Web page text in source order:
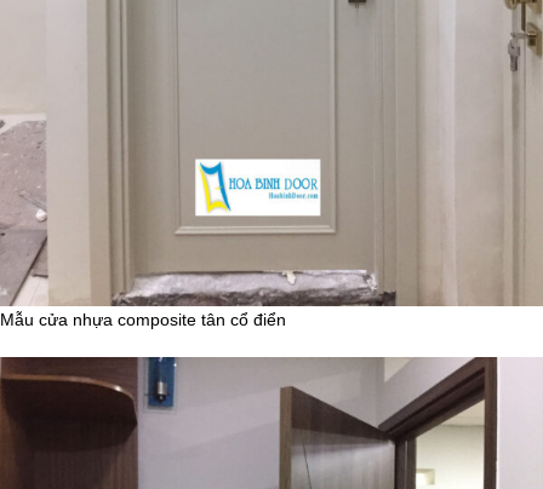
Mẫu cửa nhựa composite tân cổ điển